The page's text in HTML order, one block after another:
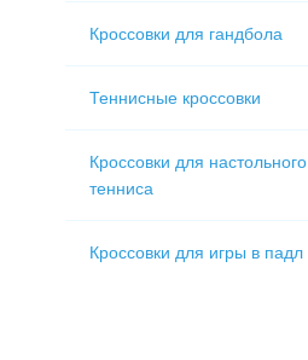
Кроссовки для гандбола
Теннисные кроссовки
Кроссовки для настольного
тенниса
Кроссовки для игры в падл